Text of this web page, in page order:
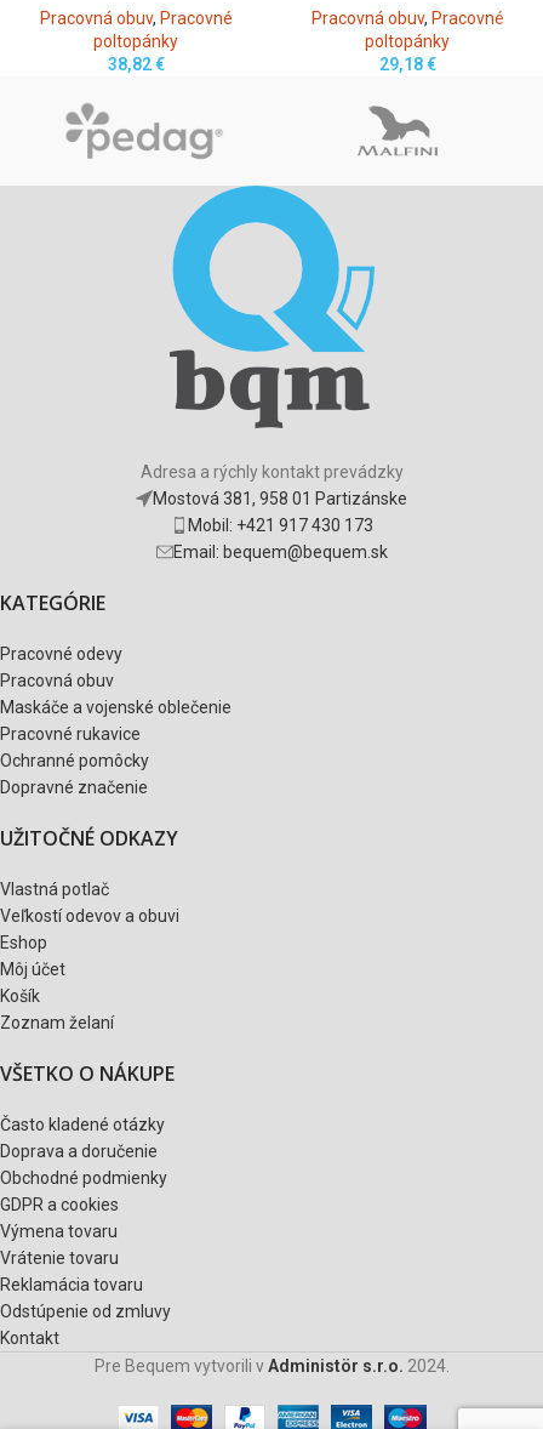
Pracovná obuv, Pracovné
poltopánky
38,82€
Pracovná obuv, Pracovné
poltopánky
29,18€
Adresa a rýchly kontakt prevádzky
Mostová 381, 958 01 Partizánske
Mobil: +421 917 430 173
Email: bequem@bequem.sk
KATEGÓRIE
Pracovné odevy
Pracovná obuv
Maskáče a vojenské oblečenie
Pracovné rukavice
Ochranné pomôcky
Dopravné značenie
UŽITOČNÉ ODKAZY
Vlastná potlač
Veľkostí odevov a obuvi
Eshop
Môj účet
Košík
Zoznam želaní
VŠETKO O NÁKUPE
Často kladené otázky
Doprava a doručenie
Obchodné podmienky
GDPR a cookies
Výmena tovaru
Vrátenie tovaru
Reklamácia tovaru
Odstúpenie od zmluvy
Kontakt
Pre Bequem vytvorili vAdministör s.r.o. 2024.